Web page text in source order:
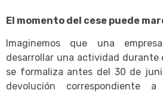
El momento del cese puede
Imaginemos que una
desarrollar una actividad durante
se formaliza antes del 30 de
devolución correspondiente